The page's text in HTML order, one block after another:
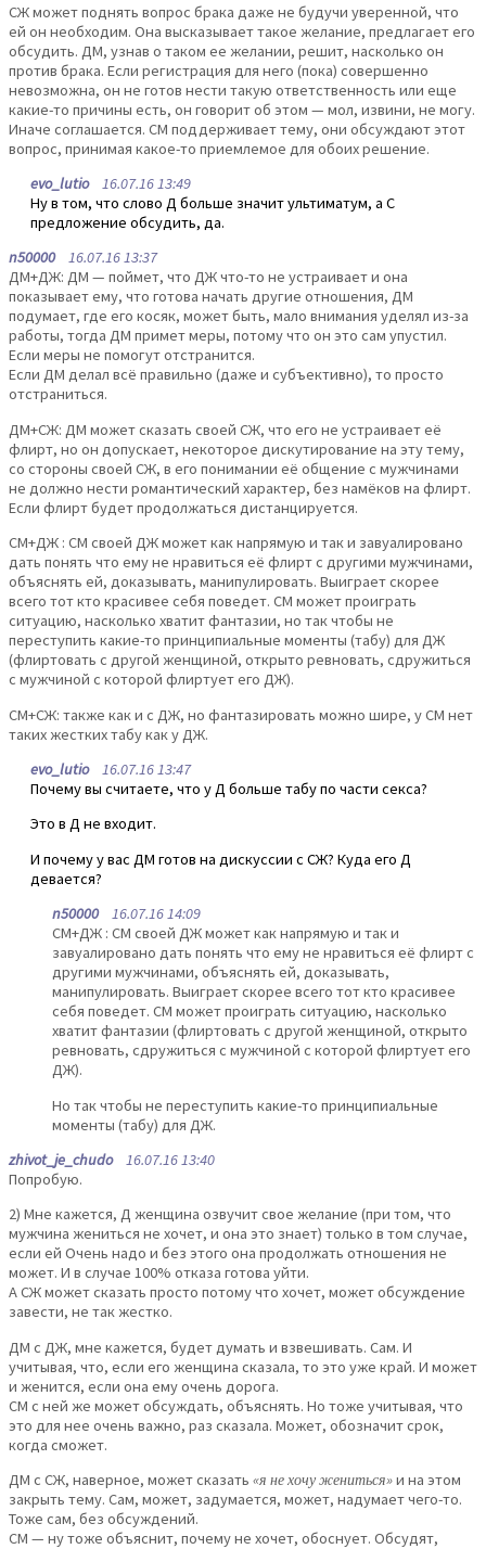
СЖ может поднять вопрос брака даже не будучи уверенной, что
ей он необходим. Она высказывает такое желание, предлагает его
обсудить. ДМ, узнав о таком ее желании, решит, насколько он
против брака. Если регистрация для него (пока) совершенно
невозможна, он не готов нести такую ответственность или еще
какие-то причины есть, он говорит об этом — мол, извини, не могу.
Иначе соглашается. СМ поддерживает тему, они обсуждают этот
вопрос, принимая какое-то приемлемое для обоих решение.
evo_lutio16.07.16 13:49
Ну в том, что слово Д больше значит ультиматум, а С
предложение обсудить, да.
n5000016.07.16 13:37
ДМ+ДЖ: ДМ — поймет, что ДЖ что-то не устраивает и она
показывает ему, что готова начать другие отношения, ДМ
подумает, где его косяк, может быть, мало внимания уделял из-за
работы, тогда ДМ примет меры, потому что он это сам упустил.
Если меры не помогут отстранится.
Если ДМ делал всё правильно (даже и субъективно), то просто
отстраниться.
ДМ+СЖ: ДМ может сказать своей СЖ, что его не устраивает её
флирт, но он допускает, некоторое дискутирование на эту тему,
со стороны своей СЖ, в его понимании её общение с мужчинами
не должно нести романтический характер, без намёков на флирт.
Если флирт будет продолжаться дистанцируется.
СМ+ДЖ : СМ своей ДЖ может как напрямую и так и завуалировано
дать понять что ему не нравиться её флирт с другими мужчинами,
объяснять ей, доказывать, манипулировать. Выиграет скорее
всего тот кто красивее себя поведет. СМ может проиграть
ситуацию, насколько хватит фантазии, но так чтобы не
переступить какие-то принципиальные моменты (табу) для ДЖ
(флиртовать с другой женщиной, открыто ревновать, сдружиться
с мужчиной с которой флиртует его ДЖ).
СМ+СЖ: также как и с ДЖ, но фантазировать можно шире, у СМ нет
таких жестких табу как у ДЖ.
evo_lutio16.07.16 13:47
Почему вы считаете, что у Д больше табу по части секса?
Это в Д не входит.
И почему у вас ДМ готов на дискуссии с СЖ? Куда его Д
девается?
n5000016.07.16 14:09
СМ+ДЖ : СМ своей ДЖ может как напрямую и так и
завуалировано дать понять что ему не нравиться её флирт с
другими мужчинами, объяснять ей, доказывать,
манипулировать. Выиграет скорее всего тот кто красивее
себя поведет. СМ может проиграть ситуацию, насколько
хватит фантазии (флиртовать с другой женщиной, открыто
ревновать, сдружиться с мужчиной с которой флиртует его
ДЖ).
Но так чтобы не переступить какие-то принципиальные
моменты (табу) для ДЖ.
zhivot_je_chudo16.07.16 13:40
Попробую.
2) Мне кажется, Д женщина озвучит свое желание (при том, что
мужчина жениться не хочет, и она это знает) только в том случае,
если ей Очень надо и без этого она продолжать отношения не
может. И в случае 100% отказа готова уйти.
А СЖ может сказать просто потому что хочет, может обсуждение
завести, не так жестко.
ДМ с ДЖ, мне кажется, будет думать и взвешивать. Сам. И
учитывая, что, если его женщина сказала, то это уже край. И может
и женится, если она ему очень дорога.
СМ с ней же может обсуждать, объяснять. Но тоже учитывая, что
это для нее очень важно, раз сказала. Может, обозначит срок,
когда сможет.
ДМ с СЖ, наверное, может сказать «я не хочу жениться»и на этом
закрыть тему. Сам, может, задумается, может, надумает чего-то.
Тоже сам, без обсуждений.
СМ — ну тоже объяснит, почему не хочет, обоснует. Обсудят,